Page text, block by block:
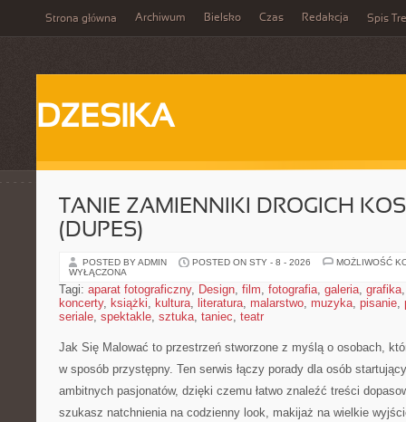
Strona główna Archiwum Bielsko Czas Redakcja Spis
DZESIKA
TANIE ZAMIENNIKI DROGICH
(DUPES)
POSTED BY ADMIN POSTED ON STY - 8 - 2026
MOŻLIWOŚĆ
WYŁĄCZONA
Tagi: aparat fotograficzny, Design, film, fotografia, galeria, grafika
koncerty, książki, kultura, literatura, malarstwo, muzyka, pisanie,
seriale, spektakle, sztuka, taniec, teatr
Jak Się Malować to przestrzeń stworzone z myślą o osobach,
w sposób przystępny. Ten serwis łączy porady dla osób
ambitnych pasjonatów, dzięki czemu łatwo znaleźć treści
szukasz natchnienia na codzienny look, makijaż na wielkie